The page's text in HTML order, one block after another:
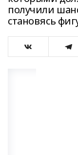
получили
становясь